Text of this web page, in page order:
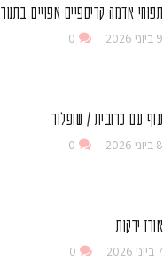
תפוחי אדמה קריספיים אפויים בתנור
9 ביוני 2026 0
עוף עם כרובית / שופלור
8 ביוני 2026 0
אורז ירקות
7 ביוני 2026 0